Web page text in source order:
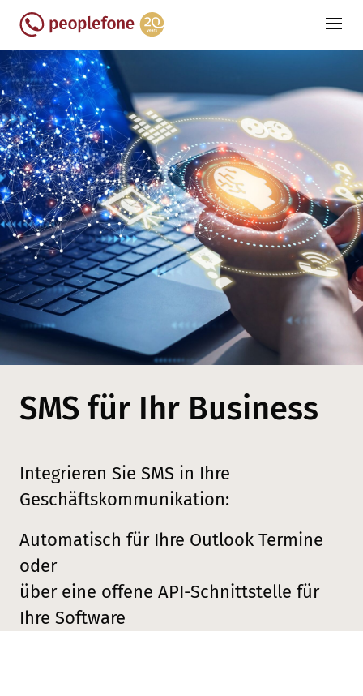
SMS für Ihr Business
Integrieren Sie SMS in Ihre
Geschäftskommunikation:
Automatisch für Ihre Outlook Termine
oder
über eine offene API-Schnittstelle für
Ihre Software